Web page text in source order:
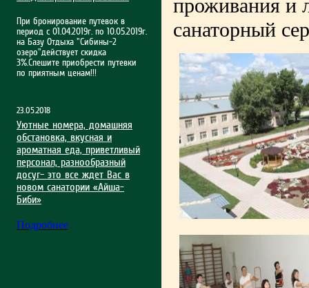
При бронирование путевок в
период с 01.04.2019г. по 10.05.2019г.
на Базу Отдыха "Сибины-2
озеро"действует скидка
3%.Спешите приобрести путевки
по приятным ценам!!!
23.05.2018
Уютные номера, домашняя
обстановка, вкусная и
ароматная еда, приветливый
персонал, разнообразный
досуг– это все ждет Вас в
новом санатории «Айша-
Биби»
Подробнее
проживания и
санаторный